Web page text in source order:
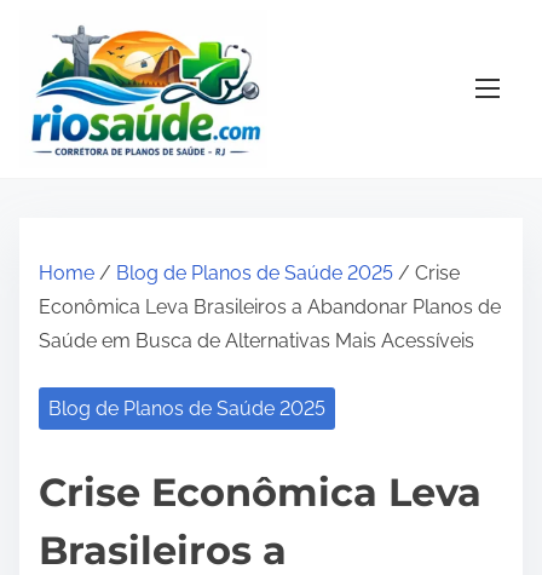
Home / Blog de Planos de Saúde 2025 / Crise
Econômica Leva Brasileiros a Abandonar Planos de
Saúde em Busca de Alternativas Mais Acessíveis
Blog de Planos de Saúde 2025
Crise Econômica Leva
Brasileiros a